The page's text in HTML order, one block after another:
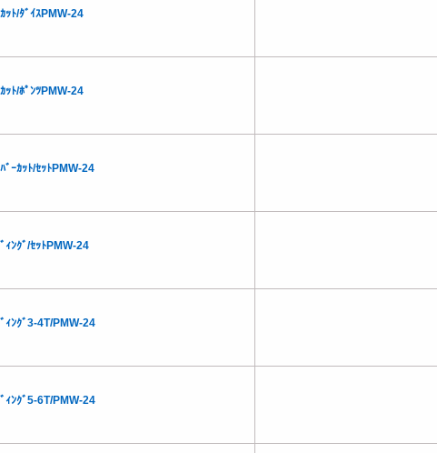
ｯﾄ/ﾀﾞｲｽPMW-24
ｯﾄ/ﾎﾟﾝﾂPMW-24
ﾞｰｶｯﾄ/ｾｯﾄPMW-24
ｨﾝｸﾞ/ｾｯﾄPMW-24
ｨﾝｸﾞ3-4T/PMW-24
ｨﾝｸﾞ5-6T/PMW-24